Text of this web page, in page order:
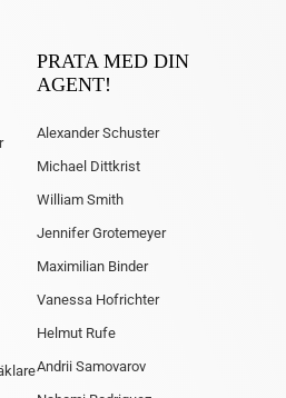
PRATA MED DIN
AGENT!
Alexander Schuster
Michael Dittkrist
William Smith
Jennifer Grotemeyer
Maximilian Binder
Vanessa Hofrichter
Helmut Rufe
Andrii Samovarov